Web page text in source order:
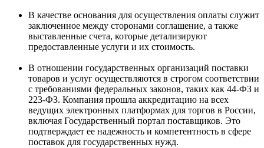
В качестве основания для осуществления оплаты служит
заключенное между сторонами соглашение, а также
выставленные счета, которые детализируют
предоставленные услуги и их стоимость.
В отношении государственных организаций поставки
товаров и услуг осуществляются в строгом соответствии
с требованиями федеральных законов, таких как 44-ФЗ и
223-ФЗ. Компания прошла аккредитацию на всех
ведущих электронных платформах для торгов в России,
включая Государственный портал поставщиков. Это
подтверждает ее надежность и компетентность в сфере
поставок для государственных нужд.